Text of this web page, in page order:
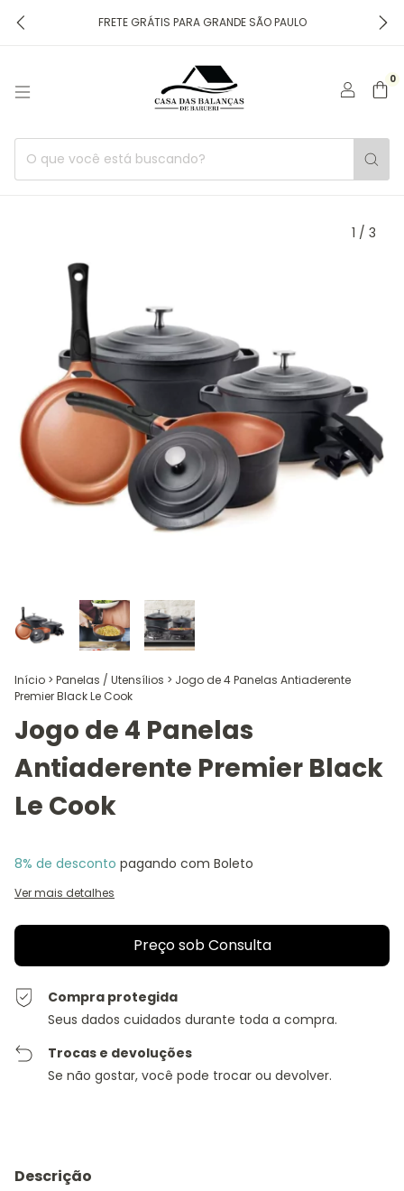
FRETE GRÁTIS PARA GRANDE SÃO PAULO
0
1 / 3
Início > Panelas / Utensílios > Jogo de 4 Panelas Antiaderente
Premier Black Le Cook
Jogo de 4 Panelas
Antiaderente Premier Black
Le Cook
8% de desconto pagando com Boleto
Ver mais detalhes
Compra protegida
Seus dados cuidados durante toda a compra.
Trocas e devoluções
Se não gostar, você pode trocar ou devolver.
Descrição